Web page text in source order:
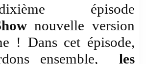
épisode
nouvelle version
! Dans cet épisode,
ensemble, les